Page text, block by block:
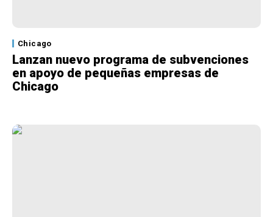
Chicago
Lanzan nuevo programa de subvenciones
en apoyo de pequeñas empresas de
Chicago